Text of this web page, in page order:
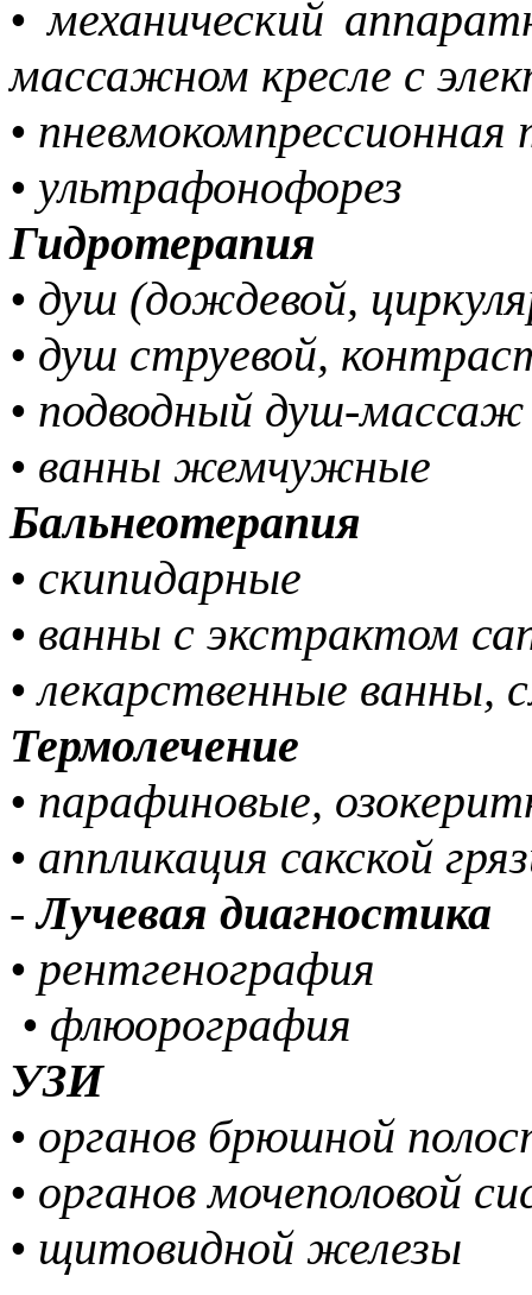
• механический
массажном кресле с
•
• ультрафонофорез
Гидротерапия
• душ (дождевой,
• душ струевой,
• подводный душ-
• ванны жемчужные
Бальнеотерапия
• скипидарные
• ванны с экстрактом
• лекарственные
Термолечение
• парафиновые,
• аппликация сакской
-Лучевая диагностика
• рентгенография
• флюорография
УЗИ
• органов брюшной
• органов мочеполовой
• щитовидной железы